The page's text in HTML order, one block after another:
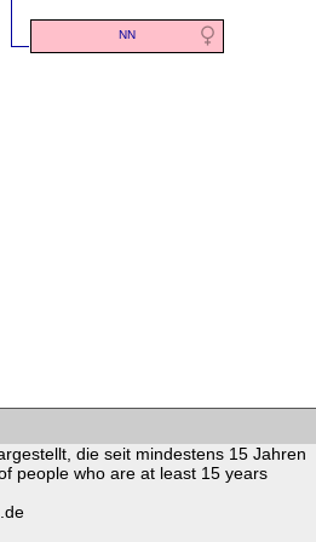
NN
die seit mindestens 15 Jahren
people who are at least 15 years